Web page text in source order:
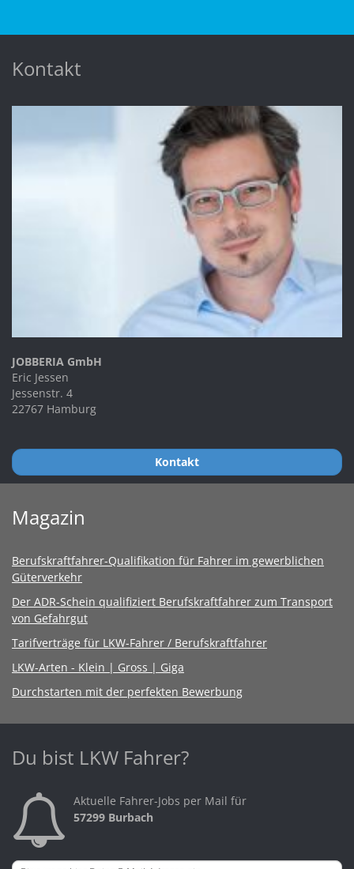
Kontakt
JOBBERIA GmbH
Eric Jessen
Jessenstr. 4
22767 Hamburg
Kontakt
Magazin
Berufskraftfahrer-Qualifikation für Fahrer im gewerblichen
Güterverkehr
Der ADR-Schein qualifiziert Berufskraftfahrer zum Transport
von Gefahrgut
Tarifverträge für LKW-Fahrer / Berufskraftfahrer
LKW-Arten - Klein | Gross | Giga
Durchstarten mit der perfekten Bewerbung
Du bist LKW Fahrer?
Aktuelle Fahrer-Jobs per Mail für
57299 Burbach